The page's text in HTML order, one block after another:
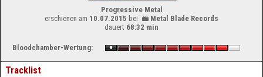
Progressive Metal
erschienen am 10.07.2015 bei
Metal Blade Records
dauert 68:32 min
Bloodchamber-Wertung:
Tracklist